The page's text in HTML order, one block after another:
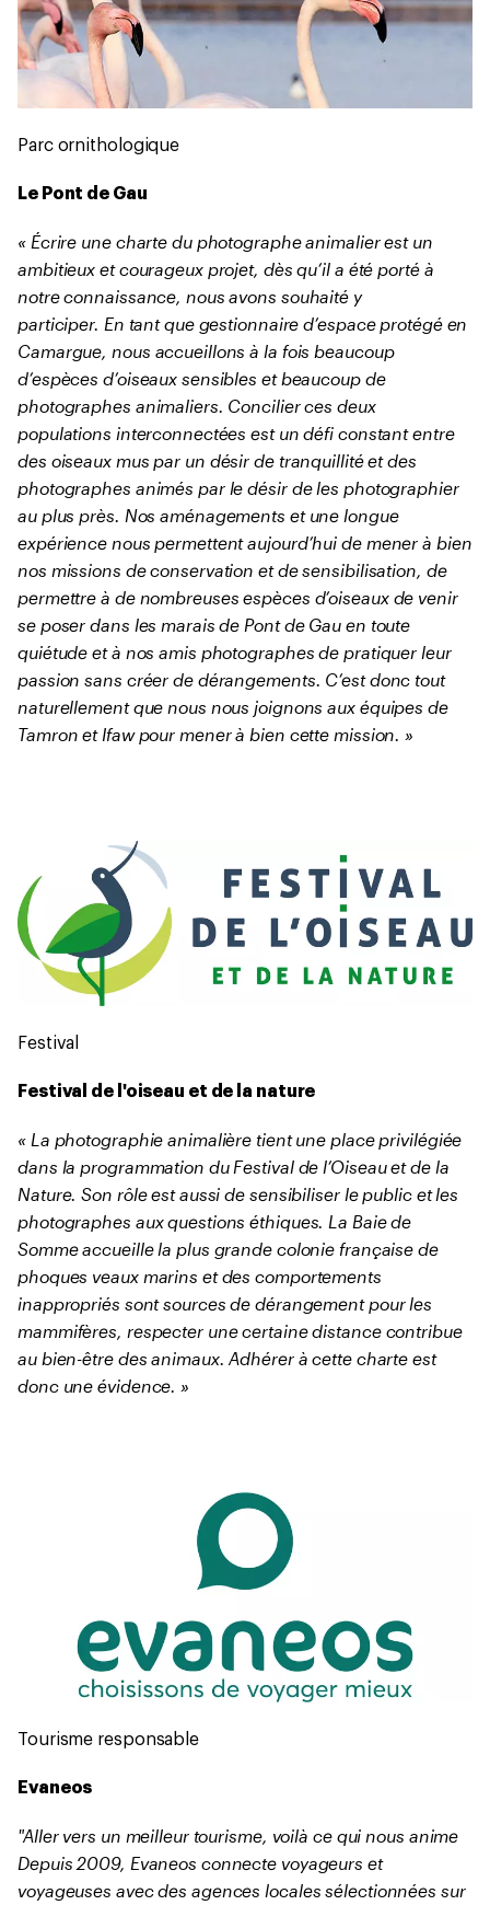
Parc ornithologique
Le Pont de Gau
« Écrire une charte du photographe animalier est un
ambitieux et courageux projet, dès qu’il a été porté à
notre connaissance, nous avons souhaité y
participer. En tant que gestionnaire d’espace protégé en
Camargue, nous accueillons à la fois beaucoup
d’espèces d’oiseaux sensibles et beaucoup de
photographes animaliers. Concilier ces deux
populations interconnectées est un défi constant entre
des oiseaux mus par un désir de tranquillité et des
photographes animés par le désir de les photographier
au plus près. Nos aménagements et une longue
expérience nous permettent aujourd’hui de mener à bien
nos missions de conservation et de sensibilisation, de
permettre à de nombreuses espèces d’oiseaux de venir
se poser dans les marais de Pont de Gau en toute
quiétude et à nos amis photographes de pratiquer leur
passion sans créer de dérangements. C’est donc tout
naturellement que nous nous joignons aux équipes de
Tamron et Ifaw pour mener à bien cette mission. »
Festival
Festival de l'oiseau et de la nature
« La photographie animalière tient une place privilégiée
dans la programmation du Festival de l’Oiseau et de la
Nature. Son rôle est aussi de sensibiliser le public et les
photographes aux questions éthiques. La Baie de
Somme accueille la plus grande colonie française de
phoques veaux marins et des comportements
inappropriés sont sources de dérangement pour les
mammifères, respecter une certaine distance contribue
au bien-être des animaux. Adhérer à cette charte est
donc une évidence. »
Tourisme responsable
Evaneos
"Aller vers un meilleur tourisme, voilà ce qui nous anime
Depuis 2009, Evaneos connecte voyageurs et
voyageuses avec des agences locales sélectionnées sur